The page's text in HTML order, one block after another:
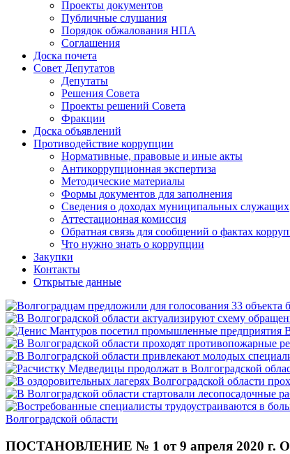
Проекты документов
Публичные слушания
Порядок обжалования НПА
Соглашения
Доска почета
Совет Депутатов
Депутаты
Решения Совета
Проекты решений Совета
Фракции
Доска объявлений
Противодействие коррупции
Нормативные, правовые и иные акты
Антикоррупционная экспертиза
Методические материалы
Формы документов для заполнения
Сведения о доходах муниципальных служащих
Аттестационная комиссия
Обратная связь для сообщений о фактах
Что нужно знать о коррупции
Закупки
Контакты
Открытые данные
Волгоградской области
ПОСТАНОВЛЕНИЕ № 1 от 9 апреля 2020 г. Об